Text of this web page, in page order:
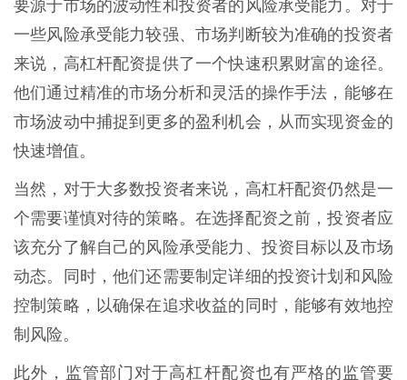
要源于市场的波动性和投资者的风险承受能力。对于
一些风险承受能力较强、市场判断较为准确的投资者
来说，高杠杆配资提供了一个快速积累财富的途径。
他们通过精准的市场分析和灵活的操作手法，能够在
市场波动中捕捉到更多的盈利机会，从而实现资金的
快速增值。
当然，对于大多数投资者来说，高杠杆配资仍然是一
个需要谨慎对待的策略。在选择配资之前，投资者应
该充分了解自己的风险承受能力、投资目标以及市场
动态。同时，他们还需要制定详细的投资计划和风险
控制策略，以确保在追求收益的同时，能够有效地控
制风险。
此外，监管部门对于高杠杆配资也有严格的监管要